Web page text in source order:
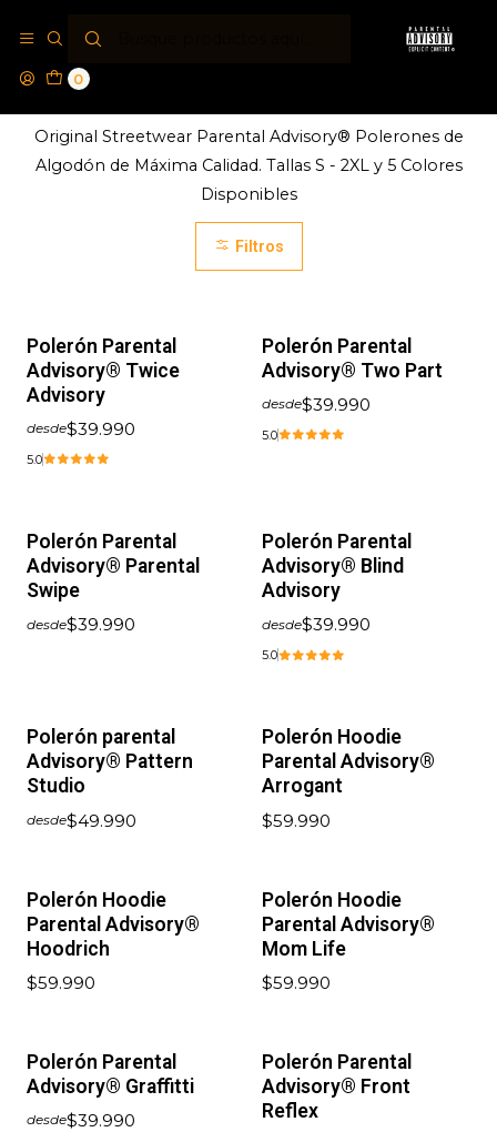
0
Original Streetwear Parental Advisory® Polerones de
Algodón de Máxima Calidad. Tallas S - 2XL y 5 Colores
Disponibles
Filtros
Polerón Parental
Advisory® Twice
Advisory
desde$39.990
5.0
Polerón Parental
Advisory® Two Part
desde$39.990
5.0
Polerón Parental
Advisory® Parental
Swipe
desde$39.990
Polerón Parental
Advisory® Blind
Advisory
desde$39.990
5.0
Polerón parental
Advisory® Pattern
Studio
desde$49.990
Polerón Hoodie
Parental Advisory®
Arrogant
$59.990
Polerón Hoodie
Parental Advisory®
Hoodrich
$59.990
Polerón Hoodie
Parental Advisory®
Mom Life
$59.990
Polerón Parental
Advisory® Graffitti
desde$39.990
Polerón Parental
Advisory® Front
Reflex